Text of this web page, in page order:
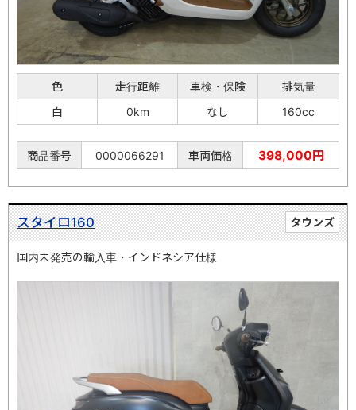
色 走行距離 車検・保険
排気量
白
0km なし 160cc
商品番号 0000066291 車両価格 398,000円
タウンズ
スタイロ160
国内未発売の輸入車・インドネシア仕様